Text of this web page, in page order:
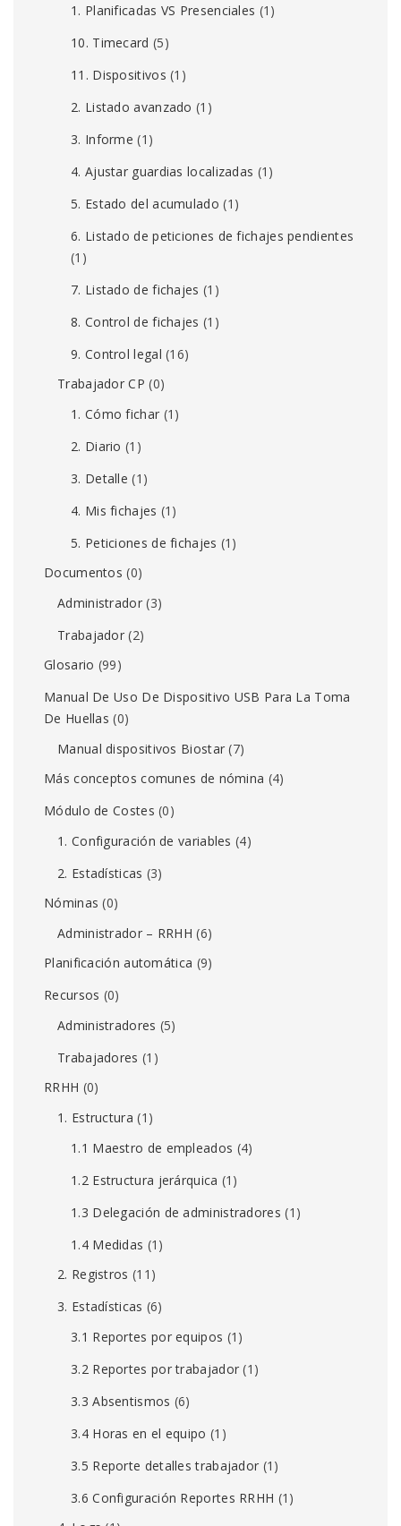
1. Planificadas VS Presenciales (1)
10. Timecard (5)
11. Dispositivos (1)
2. Listado avanzado (1)
3. Informe (1)
4. Ajustar guardias localizadas (1)
5. Estado del acumulado (1)
6. Listado de peticiones de fichajes pendientes
(1)
7. Listado de fichajes (1)
8. Control de fichajes (1)
9. Control legal (16)
Trabajador CP (0)
1. Cómo fichar (1)
2. Diario (1)
3. Detalle (1)
4. Mis fichajes (1)
5. Peticiones de fichajes (1)
Documentos (0)
Administrador(3)
Trabajador (2)
Glosario (99)
Manual De Uso De Dispositivo USB Para La Toma
De Huellas (0)
Manual dispositivos Biostar (7)
Más conceptos comunes de nómina (4)
Módulo de Costes (0)
1. Configuración de variables (4)
2. Estadísticas (3)
Nóminas (0)
Administrador – RRHH (6)
Planificación automática (9)
Recursos (0)
Administradores (5)
Trabajadores (1)
RRHH (0)
1. Estructura (1)
1.1 Maestro de empleados (4)
1.2 Estructura jerárquica (1)
1.3 Delegación de administradores (1)
1.4 Medidas (1)
2. Registros (11)
3. Estadísticas (6)
3.1 Reportes por equipos (1)
3.2 Reportes por trabajador (1)
3.3 Absentismos (6)
3.4 Horas en el equipo (1)
3.5 Reporte detalles trabajador (1)
3.6 Configuración Reportes RRHH (1)